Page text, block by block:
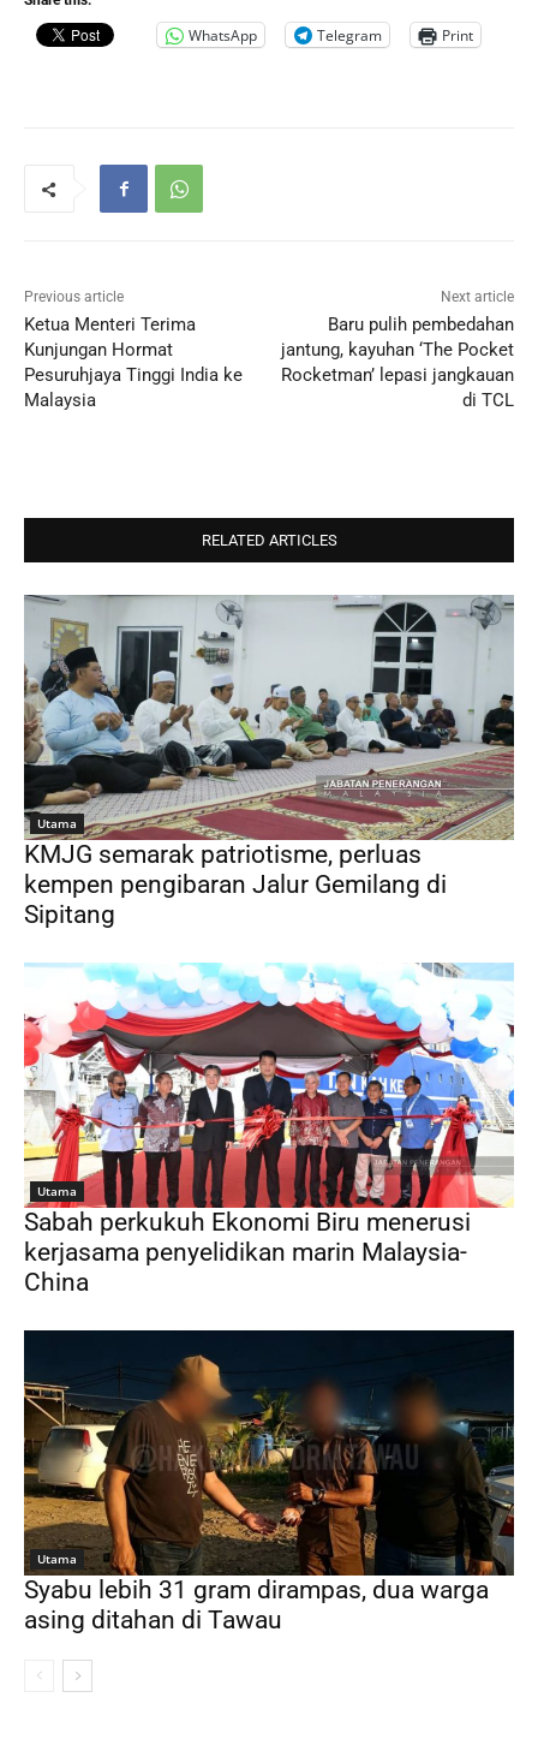
WhatsApp Telegram Print
Previous article
Ketua Menteri Terima
Kunjungan Hormat
Pesuruhjaya Tinggi India ke
Malaysia
Next article
Baru pulih pembedahan
jantung, kayuhan ‘The Pocket
Rocketman’ lepasi jangkauan
di TCL
RELATED ARTICLES
Utama
KMJG semarak patriotisme, perluas
kempen pengibaran Jalur Gemilang di
Sipitang
Utama
Sabah perkukuh Ekonomi Biru menerusi
kerjasama penyelidikan marin Malaysia-
China
Utama
Syabu lebih 31 gram dirampas, dua warga
asing ditahan di Tawau